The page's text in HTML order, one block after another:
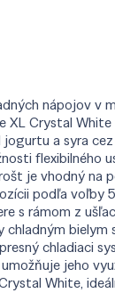
nápojov v
Crystal
a syra cez
flexibilného
je vhodný na
podľa voľby
s rámom z
bielym
chladiaci
jeho
White,